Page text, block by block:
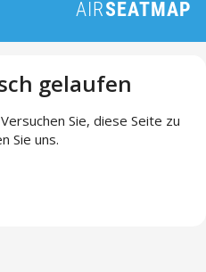
gelaufen
Sie, diese Seite zu
Sie uns.